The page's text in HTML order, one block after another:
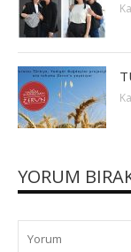
YORUM